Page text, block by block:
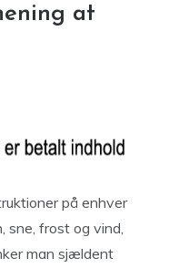
at
på enhver
sne, frost og vind,
man sjældent